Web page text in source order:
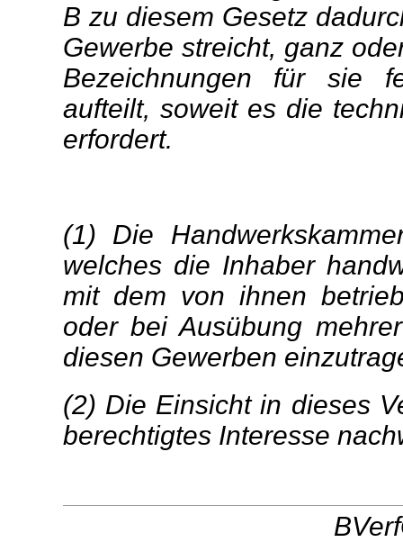
B zu diesem Gesetz
Gewerbe streicht, ganz
Bezeichnungen für sie
aufteilt, soweit es die
erfordert.
(1) Die
welches die Inhaber
mit dem von ihnen
oder bei Ausübung
diesen Gewerben
(2) Die Einsicht in dieses
berechtigtes Interesse